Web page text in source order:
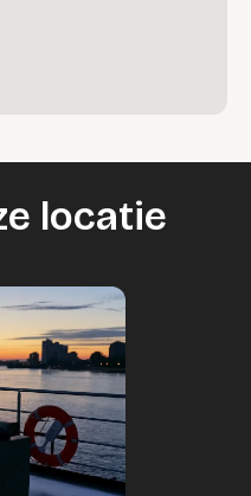
locatie